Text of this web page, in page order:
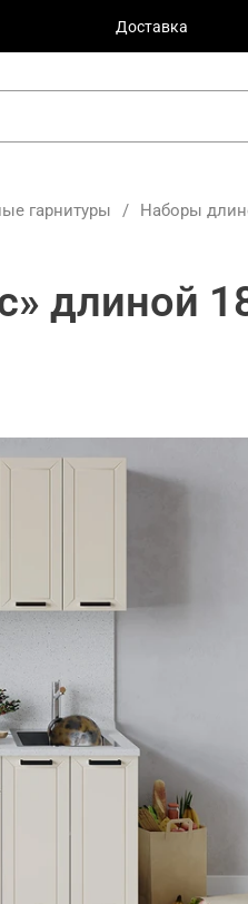
Доставка
гарнитуры / Наборы